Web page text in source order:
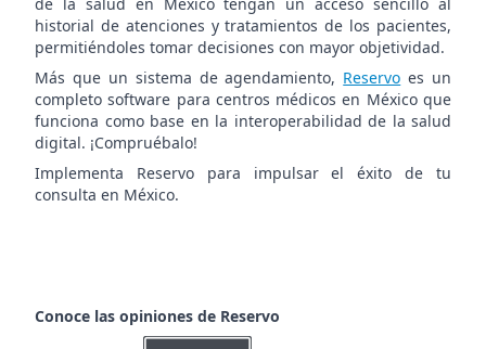
historial de atenciones y tratamientos de los pacientes,
permitiéndoles tomar decisiones con mayor objetividad.
Más que un sistema de agendamiento, Reservo es un
completo software para centros médicos en México que
funciona como base en la interoperabilidad de la salud
digital. ¡Compruébalo!
Implementa Reservo para impulsar el éxito de tu
consulta en México.
Conoce las opiniones de Reservo